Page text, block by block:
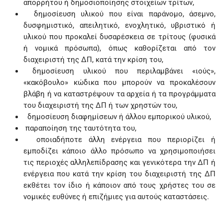
απορρήτου ή δημοσιοποίησης στοιχείων τρίτων,
δημοσίευση υλικού που είναι παράνομο, άσεμνο,
δυσφημιστικό, απειλητικό, ενοχλητικό, υβριστικό ή
υλικού που προκαλεί δυσαρέσκεια σε τρίτους (φυσικά
ή νομικά πρόσωπα), όπως καθορίζεται από τον
διαχειριστή της ΔΠ, κατά την κρίση του,
δημοσίευση υλικού που περιλαμβάνει «ιούς»,
«κακόβουλο» κώδικα που μπορούν να προκαλέσουν
βλάβη ή να καταστρέψουν τα αρχεία ή τα προγράμματα
του διαχειριστή της ΔΠ ή των χρηστών του,
δημοσίευση διαφημίσεων ή άλλου εμπορικού υλικού,
παραποίηση της ταυτότητα του,
οποιαδήποτε άλλη ενέργεια που περιορίζει ή
εμποδίζει κάποιο άλλο πρόσωπο να χρησιμοποιήσει
τις περιοχές αλληλεπίδρασης και γενικότερα την ΔΠ ή
ενέργεια που κατά την κρίση του διαχειριστή της ΔΠ
εκθέτει τον ίδιο ή κάποιον από τους χρήστες του σε
νομικές ευθύνες ή επιζήμιες για αυτούς καταστάσεις.